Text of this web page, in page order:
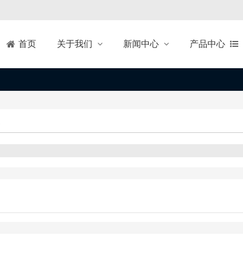
首页 关于我们 新闻中心 产品中心